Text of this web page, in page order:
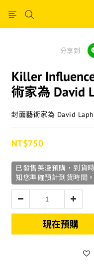
分享到
Killer
術家為 David
封面藝術家為 David
NT$750
已發售美漫預購，到貨
知您準確預計到貨時間。
現在預購